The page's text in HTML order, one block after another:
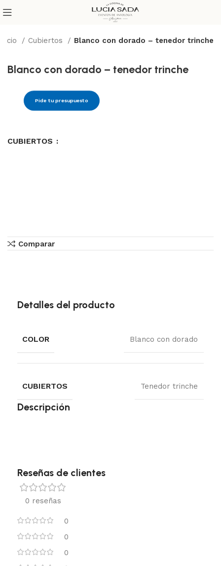
Cubiertos Blanco con dorado – tenedor trinche
Blanco con dorado – tenedor trinche
Pide tu presupuesto
CUBIERTOS
Comparar
Detalles del producto
COLOR Blanco con dorado
CUBIERTOS Tenedor trinche
Descripción
Reseñas de clientes
0 reseñas
0
0
0